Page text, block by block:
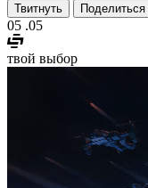
Твитнуть Поделиться
05 .05
твой выбор